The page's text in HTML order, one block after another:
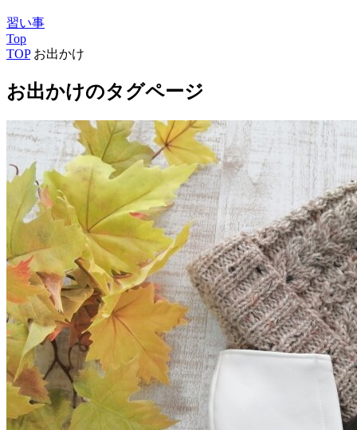
習い事
Top
TOP お出かけ
お出かけのタグページ